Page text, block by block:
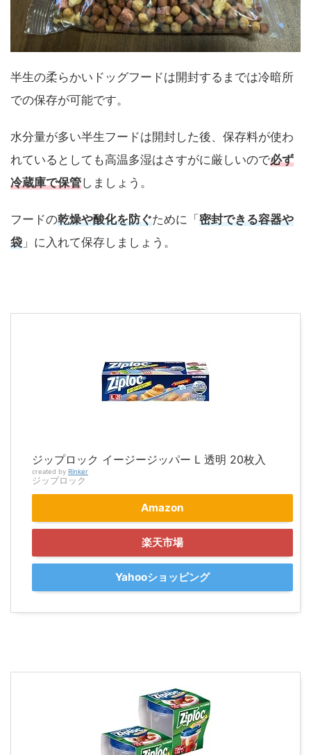
半生の柔らかいドッグフードは開封するまでは冷暗所
での保存が可能です。
水分量が多い半生フードは開封した後、保存料が使わ
れているとしても高温多湿はさすがに厳しいので必ず
冷蔵庫で保管しましょう。
フードの乾燥や酸化を防ぐために「 密封できる容器や
袋 」に入れて保存しましょう。
ジップロック イージージッパー L 透明 20枚入
created by Rinker
ジップロック
Amazon
楽天市場
Yahooショッピング